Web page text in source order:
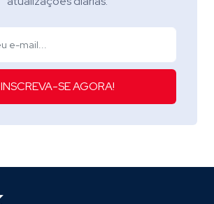
INSCREVA-SE AGORA!